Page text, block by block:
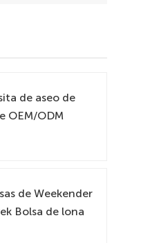
de aseo de
OEM/ODM
de Weekender
Bolsa de lona